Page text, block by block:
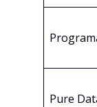
Pure